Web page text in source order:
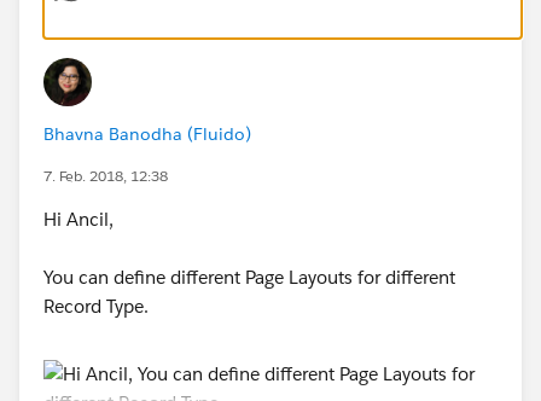
Bhavna Banodha (Fluido)
7. Feb. 2018, 12:38
Hi Ancil,
You can define different Page Layouts for different
Record Type.